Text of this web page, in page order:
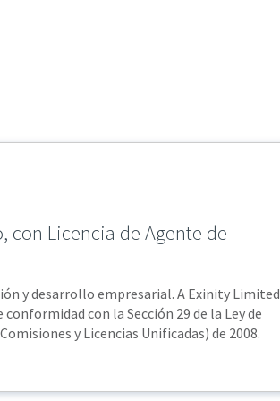
con Licencia de Agente de
y desarrollo empresarial. A Exinity Limited
con la Sección 29 de la Ley de
y Licencias Unificadas) de 2008.